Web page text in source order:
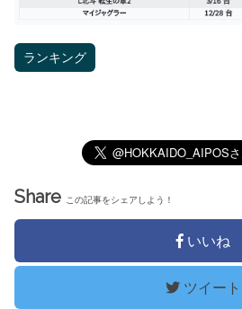
ランキング
Share この記事をシェアしよう！
いいね
ツイート